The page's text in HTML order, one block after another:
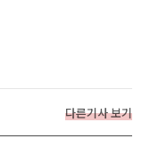
다른기사 보기